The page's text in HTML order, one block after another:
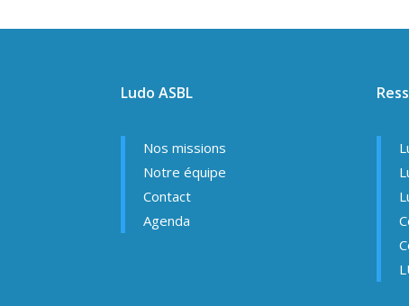
Ludo ASBL
Nos missions
Notre équipe
Contact
Agenda